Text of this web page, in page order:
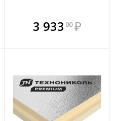
В комплекте
всегда выгоднее!
3 933 00 ₽